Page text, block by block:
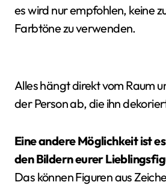
es wird nur empfohlen, keine
Farbtöne zu verwenden.
Alles hängt direkt vom Raum
der Person ab, die ihn
Eine andere Möglichkeit ist
den Bildern eurer
Das können Figuren aus